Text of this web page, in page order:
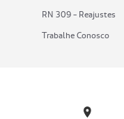
RN 309 - Reajustes
Trabalhe Conosco